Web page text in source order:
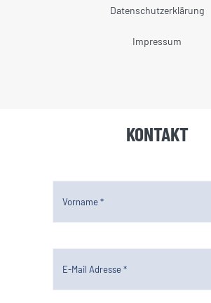
Datenschutzerklärung
Impressum
KONTAKT